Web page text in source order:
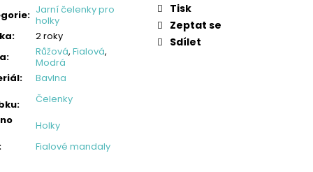
: Jarní čelenky pro
holky
:
2 roky
: Růžová, Fialová,
Modrá
:
Bavlna
:
Čelenky
Holky
: Fialové mandaly
Tisk
Zeptat se
Sdílet